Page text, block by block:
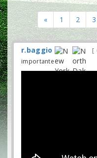
« 1 2 3
r.baggio
importante